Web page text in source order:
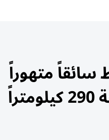
متهوراً
قاد دراجته بسرعة 290 كيلومتراً